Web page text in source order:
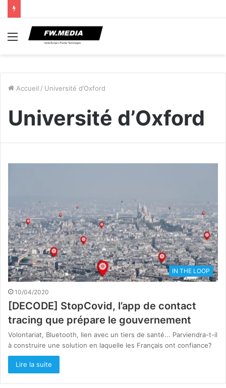
Menu
Accueil / Université d’Oxford
Université d’Oxford
IN THE LOOP
10/04/2020
[DECODE] StopCovid, l’app de contact
tracing que prépare le gouvernement
Volontariat, Bluetooth, lien avec un tiers de santé... Parviendra-t-il
à construire une solution en laquelle les Français ont confiance?
Lire la suite